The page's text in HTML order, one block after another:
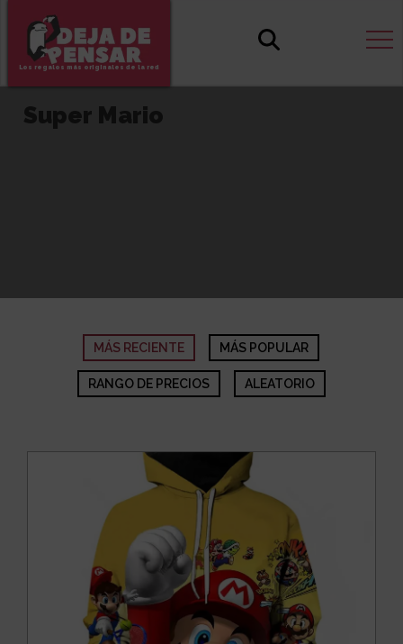
Los regalos más originales de la red
Super Mario
MÁS RECIENTE MÁS POPULAR
RANGO DE PRECIOS ALEATORIO